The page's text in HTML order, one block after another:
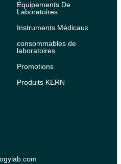
Équipements De
Laboratoires
Instruments Médicaux
consommables de
laboratoires
Promotions
Produits KERN